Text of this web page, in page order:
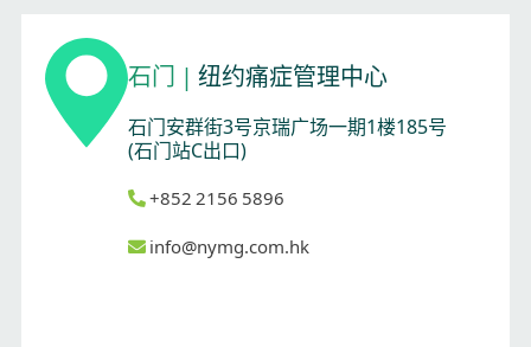
石门 | 纽约痛症管理中心
石门安群街3号京瑞广场一期1楼185号
(石门站C出口)
+852 2156 5896
info@nymg.com.hk